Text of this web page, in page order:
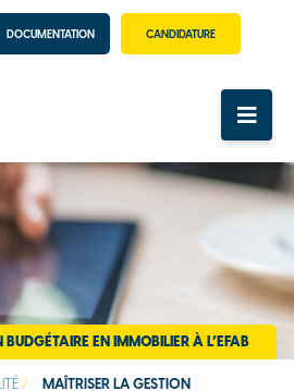
DOCUMENTATION CANDIDATURE
EN IMMOBILIER À L’EFAB
/
MAÎTRISER LA GESTION